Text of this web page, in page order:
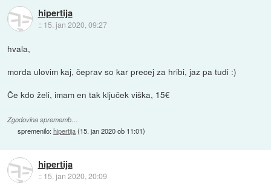
hipertija
:: 15. jan 2020, 09:27
hvala,
morda ulovim kaj, čeprav so kar precej za hribi, jaz pa tudi :)
Če kdo želi, imam en tak ključek viška, 15€
Zgodovina sprememb…
spremenilo:hipertija(15. jan 2020 ob 11:01)
hipertija
:: 15. jan 2020, 20:09